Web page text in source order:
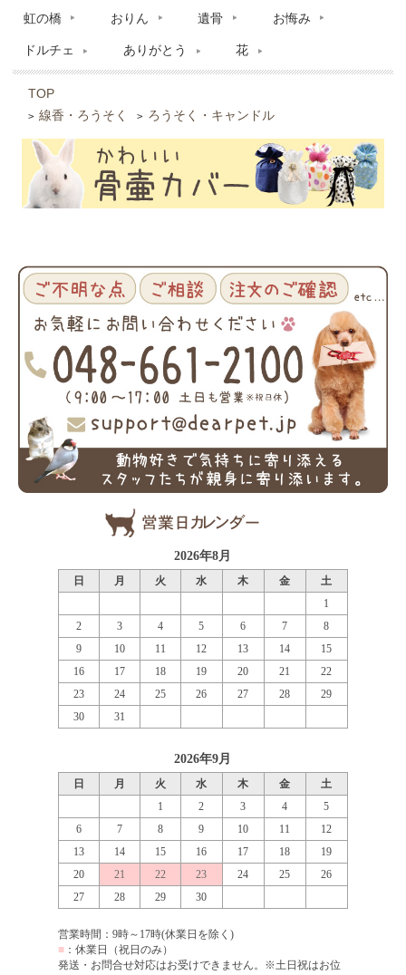
虹の橋 おりん 遺骨 お悔み
ドルチェ ありがとう 花
TOP
> 線香・ろうそく > ろうそく・キャンドル